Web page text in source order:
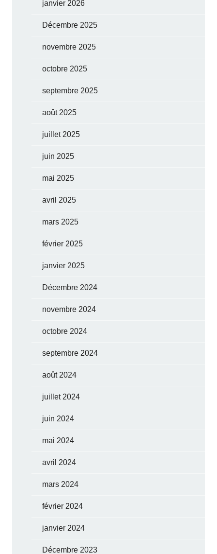
janvier 2026
Décembre 2025
novembre 2025
octobre 2025
septembre 2025
août 2025
juillet 2025
juin 2025
mai 2025
avril 2025
mars 2025
février 2025
janvier 2025
Décembre 2024
novembre 2024
octobre 2024
septembre 2024
août 2024
juillet 2024
juin 2024
mai 2024
avril 2024
mars 2024
février 2024
janvier 2024
Décembre 2023